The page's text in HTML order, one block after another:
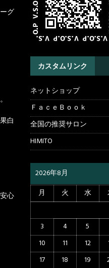
グ
白
心
カスタムリンク
ネットショップ
ＦａｃｅＢｏｏｋ
全国の推奨サロン
HIMITO
2026年8月
月
火 水
3
4 5
10
11 12
17
18 19